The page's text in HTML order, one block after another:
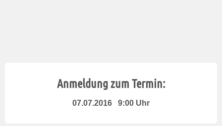
Anmeldung zum Termin:
07.07.2016 9:00 Uhr